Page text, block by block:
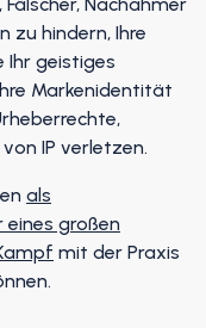
Nachahmer
hindern, Ihre
Ihr geistiges
Markenidentität
IP verletzen.
großen